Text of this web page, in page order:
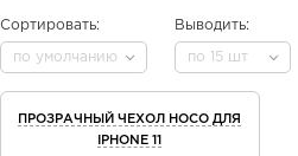
Сортировать:
по умолчанию
Выводить:
по 15 шт
ПРОЗРАЧНЫЙ ЧЕХОЛ HOCO ДЛЯ
IPHONE 11